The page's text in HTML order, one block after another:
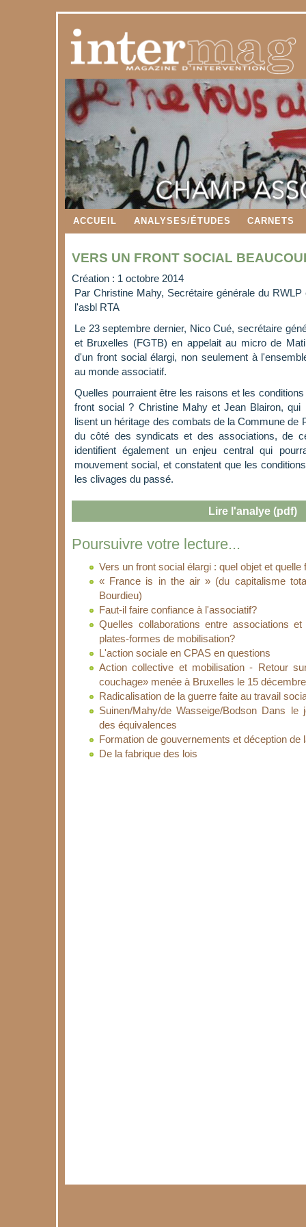
ACCUEIL ANALYSES/ÉTUDES CARNETS
VERS UN FRONT SOCIAL
Création : 1 octobre 2014
Par Christine Mahy, Secrétaire générale du
l'asbl RTA
Le 23 septembre dernier, Nico Cué, secrétaire
et Bruxelles (FGTB) en appelait au micro de
d'un front social élargi, non seulement à
au monde associatif.
Quelles pourraient être les raisons et les
front social ? Christine Mahy et Jean Blairon,
lisent un héritage des combats de la Commune de
du côté des syndicats et des associations, de
identifient également un enjeu central qui
mouvement social, et constatent que les
les clivages du passé.
Lire l'analye (pdf)
Poursuivre votre lecture...
Vers un front social élargi : quel objet et quelle
« France is in the air » (du capitalisme
Bourdieu)
Faut-il faire confiance à l'associatif?
Quelles collaborations entre associations
plates-formes de mobilisation?
L'action sociale en CPAS en questions
Action collective et mobilisation - Retour
couchage» menée à Bruxelles le 15
Radicalisation de la guerre faite au travail
Suinen/Mahy/de Wasseige/Bodson Dans le
des équivalences
Formation de gouvernements et déception de
De la fabrique des lois